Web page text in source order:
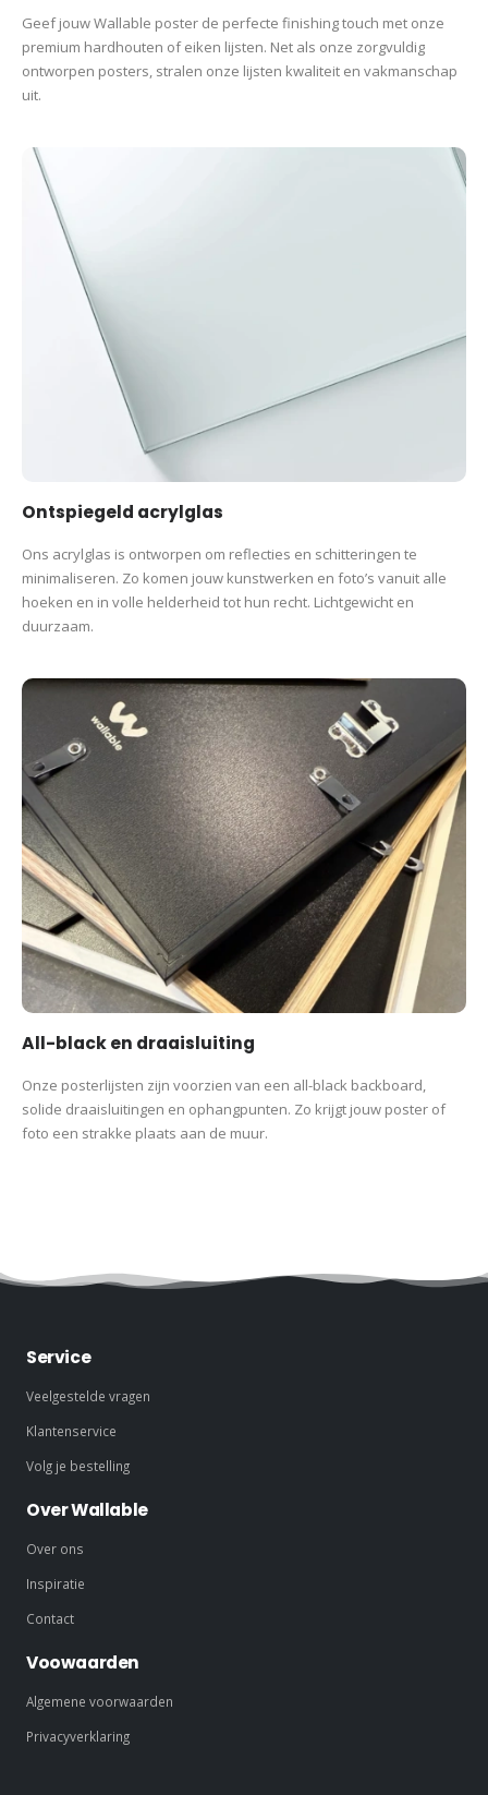
Geef jouw Wallable poster de perfecte finishing touch met onze
premium hardhouten of eiken lijsten. Net als onze zorgvuldig
ontworpen posters, stralen onze lijsten kwaliteit en vakmanschap
uit.
Ontspiegeld acrylglas
Ons acrylglas is ontworpen om reflecties en schitteringen te
minimaliseren. Zo komen jouw kunstwerken en foto’s vanuit alle
hoeken en in volle helderheid tot hun recht. Lichtgewicht en
duurzaam.
All-black en draaisluiting
Onze posterlijsten zijn voorzien van een all-black backboard,
solide draaisluitingen en ophangpunten. Zo krijgt jouw poster of
foto een strakke plaats aan de muur.
Service
Veelgestelde vragen
Klantenservice
Volg je bestelling
Over Wallable
Over ons
Inspiratie
Contact
Voowaarden
Algemene voorwaarden
Privacyverklaring